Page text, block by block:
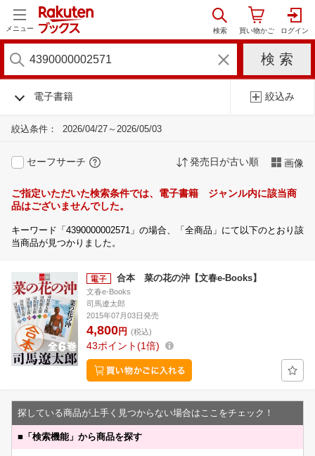
メニュー
電子書籍 絞込み
絞込条件： 2026/04/27～2026/05/03
セーフサーチ 発売日が古い順 画像
ご指定いただいた検索条件では、電子書籍 ジャンル内に該当商
品はございませんでした。
キーワード「4390000002571」の場合、「全商品」にて以下のとおり該
当商品が見つかりました。
合本 菜の花の沖【文春e-Books】
文春e-Books
司馬遼太郎
2015年07月03日発売
4,800円 (税込)
43ポイント 1倍
探している商品が上手く見つからない場合はここをチェック！
■ 「検索機能」から商品を探す